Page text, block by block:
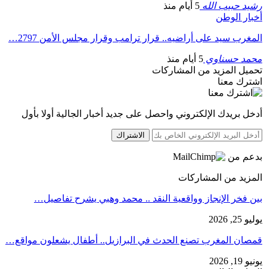
رشيد حبيب الله 5 أيام منذ
أخبار الوطن
المغرب سيد على أراضيه.. قرار ترامب وقرار مجلس الأمن 2797…
محمد حسناوي 5 أيام منذ
تحميل المزيد من المشاركات
اشترك معنا
أدخل بريدك الإلكتروني واحصل على جديد أخبار الجالية أولا بأول
الاشتراك
بدعم من
المزيد من المشاركات
بين فخر الإنجاز وواقعية النقد .. محمد وهبي يشرح تفاصيل…
يوليو 25, 2026
قمصان المغرب تصنع الحدث في البرازيل.. أطفال يشعلون مواقع…
يونيو 19, 2026